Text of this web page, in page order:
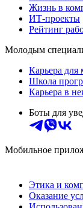
Жизнь в
ИТ-проекты
Рейтинг
Молодым
Карьера для
Школа
Карьера в
Боты для
Мобильное
Этика и
Оказание